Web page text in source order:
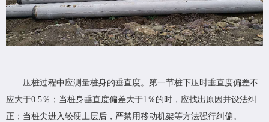
压桩过程中应测量桩身的垂直度。第一节桩下压时垂直度偏差不
应大于0.5％；当桩身垂直度偏差大于1％的时，应找出原因并设法纠
正；当桩尖进入较硬土层后，严禁用移动机架等方法强行纠偏。